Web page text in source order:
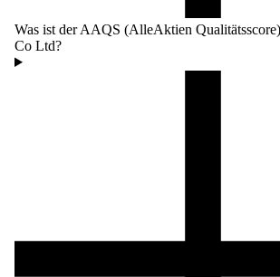
Was ist der AAQS (AlleAktien
Co Ltd?